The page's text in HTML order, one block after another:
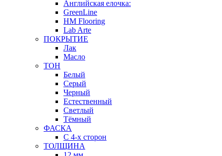
Английская елочка:
GreenLine
HM Flooring
Lab Arte
ПОКРЫТИЕ
Лак
Масло
ТОН
Белый
Серый
Черный
Естественный
Светлый
Тёмный
ФАСКА
С 4-х сторон
ТОЛЩИНА